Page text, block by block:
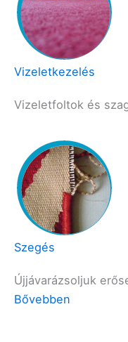
Vizeletkezelés
Vizeletfoltok és
Szegés
Újjávarázsoljuk
Bővebben